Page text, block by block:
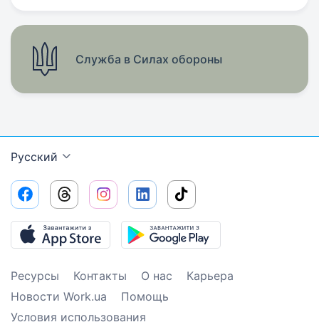
Служба в Силах обороны
Русский
Ресурсы Контакты О нас
Карьера
Новости Work.ua
Помощь
Условия использования